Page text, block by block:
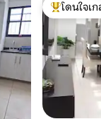
โดนใจเกส
โดนใจเ